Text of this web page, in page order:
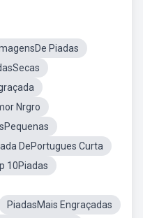
Piadas
Nrgro
DePortugues Curta
10Piadas
PiadasMais Engraçadas